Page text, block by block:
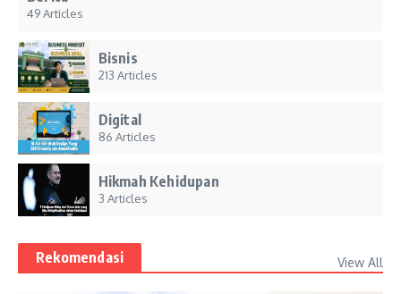
49 Articles
Bisnis
213 Articles
Digital
86 Articles
Hikmah Kehidupan
3 Articles
Rekomendasi View All